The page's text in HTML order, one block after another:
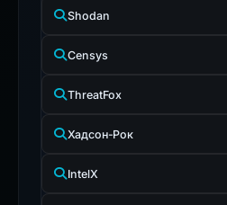
Shodan
Censys
ThreatFox
Хадсон-Рок
IntelX